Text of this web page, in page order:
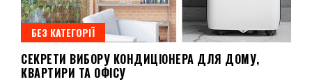
БЕЗ КАТЕГОРІЇ
СЕКРЕТИ ВИБОРУ КОНДИЦІОНЕРА ДЛЯ ДОМУ,
КВАРТИРИ ТА ОФІСУ